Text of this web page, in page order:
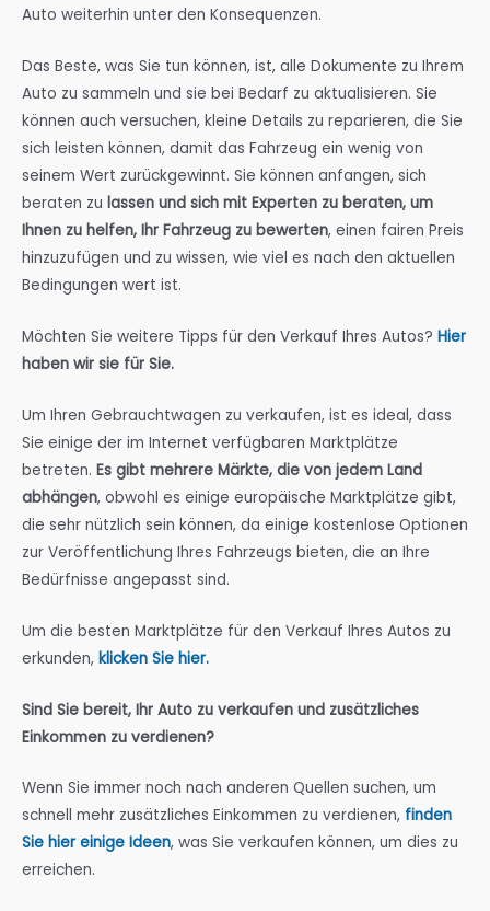
Auto weiterhin unter den Konsequenzen.
Das Beste, was Sie tun können, ist, alle Dokumente zu Ihrem
Auto zu sammeln und sie bei Bedarf zu aktualisieren. Sie
können auch versuchen, kleine Details zu reparieren, die Sie
sich leisten können, damit das Fahrzeug ein wenig von
seinem Wert zurückgewinnt. Sie können anfangen, sich
beraten zu lassen und sich mit Experten zu beraten, um
Ihnen zu helfen, Ihr Fahrzeug zu bewerten, einen fairen Preis
hinzuzufügen und zu wissen, wie viel es nach den aktuellen
Bedingungen wert ist.
Möchten Sie weitere Tipps für den Verkauf Ihres Autos? Hier
haben wir sie für Sie.
Um Ihren Gebrauchtwagen zu verkaufen, ist es ideal, dass
Sie einige der im Internet verfügbaren Marktplätze
betreten. Es gibt mehrere Märkte, die von jedem Land
abhängen, obwohl es einige europäische Marktplätze gibt,
die sehr nützlich sein können, da einige kostenlose Optionen
zur Veröffentlichung Ihres Fahrzeugs bieten, die an Ihre
Bedürfnisse angepasst sind.
Um die besten Marktplätze für den Verkauf Ihres Autos zu
erkunden, klicken Sie hier.
Sind Sie bereit, Ihr Auto zu verkaufen und zusätzliches
Einkommen zu verdienen?
Wenn Sie immer noch nach anderen Quellen suchen, um
schnell mehr zusätzliches Einkommen zu verdienen, finden
Sie hier einige Ideen, was Sie verkaufen können, um dies zu
erreichen.